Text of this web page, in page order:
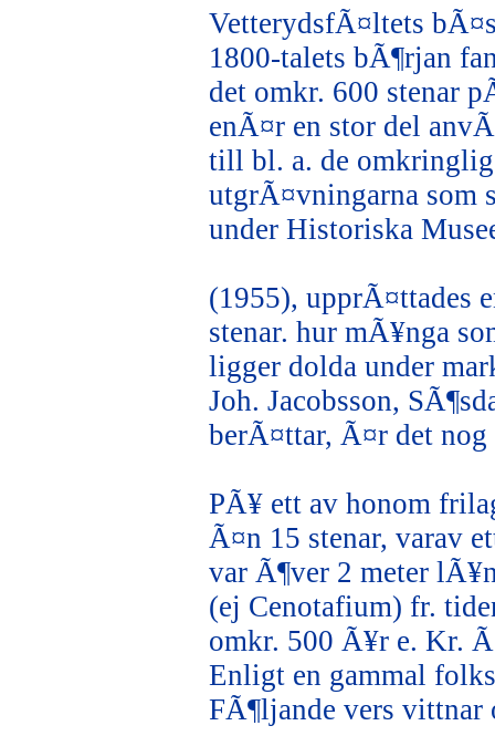
VetterydsfÃ¤ltets
1800-talets bÃ¶rjan
det omkr. 600 stenar
enÃ¤r en stor del
till bl. a. de
utgrÃ¤vningarna som
under Historiska
(1955), upprÃ¤ttades
stenar. hur mÃ¥nga
ligger dolda under
Joh. Jacobsson,
berÃ¤ttar, Ã¤r det
PÃ¥ ett av honom
Ã¤n 15 stenar, varav
var Ã¶ver 2 meter
(ej Cenotafium) fr.
omkr. 500 Ã¥r e. Kr.
Enligt en gammal
FÃ¶ljande vers vittnar